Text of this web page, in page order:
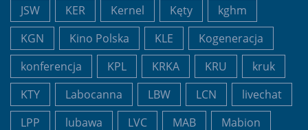
JSW
KER Kernel Kęty
kghm
KGN
Kino Polska KLE
Kogeneracja
konferencja
KPL KRKA KRU
kruk
KTY
Labocanna LBW LCN
livechat
LPP
lubawa LVC MAB
Mabion